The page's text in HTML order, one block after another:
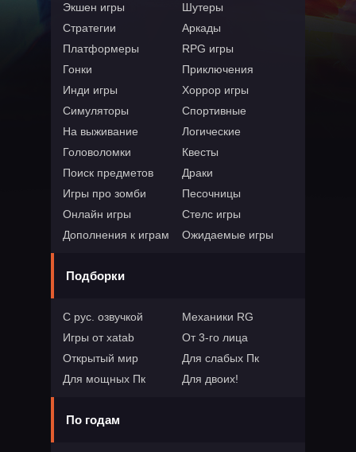
Экшен игры
Шутеры
Стратегии
Аркады
Платформеры
RPG игры
Гонки
Приключения
Инди игры
Хоррор игры
Симуляторы
Спортивные
На выживание
Логические
Головоломки
Квесты
Поиск предметов
Драки
Игры про зомби
Песочницы
Онлайн игры
Стелс игры
Дополнения к играм
Ожидаемые игры
Подборки
С рус. озвучкой
Механики RG
Игры от xatab
От 3-го лица
Открытый мир
Для слабых Пк
Для мощных Пк
Для двоих!
По годам